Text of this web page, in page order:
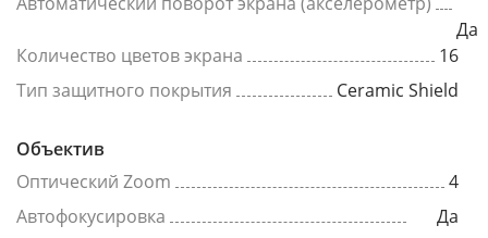
Да
Количество цветов экрана
16
Тип защитного покрытия
Ceramic Shield
Объектив
Оптический Zoom
4
Автофокусировка
Да